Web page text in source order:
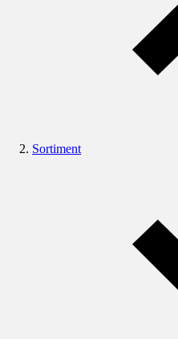
Sortiment